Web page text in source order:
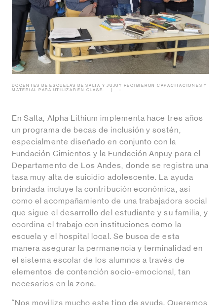
DOCENTES DE ESCUELAS DE SALTA Y JUJUY RECIBIERON CAPACITACIONES Y
MATERIAL PARA UTILIZAR EN CLASE.
-
En Salta, Alpha Lithium implementa hace tres años
un programa de becas de inclusión y sostén,
especialmente diseñado en conjunto con la
Fundación Cimientos y la Fundación Anpuy para el
Departamento de Los Andes, donde se registra una
tasa muy alta de suicidio adolescente. La ayuda
brindada incluye la contribución económica, así
como el acompañamiento de una trabajadora social
que sigue el desarrollo del estudiante y su familia, y
coordina el trabajo con instituciones como la
escuela y el hospital local. Se busca de esta
manera asegurar la permanencia y terminalidad en
el sistema escolar de los alumnos a través de
elementos de contención socio-emocional, tan
necesarios en la zona.
“Nos moviliza mucho este tipo de ayuda. Queremos